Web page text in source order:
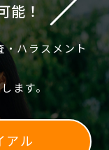
能！
ハラスメント
ます。
アル